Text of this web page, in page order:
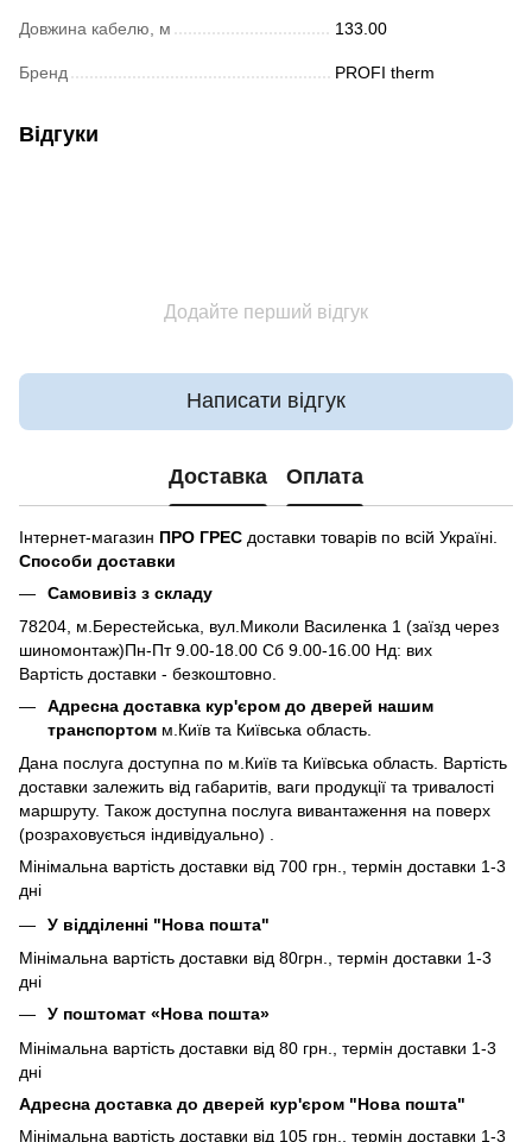
Довжина кабелю, м 133.00
Бренд PROFI therm
Відгуки
Додайте перший відгук
Написати відгук
Доставка Оплата
Інтернет-магазин ПРО ГРЕС доставки товарів по всій Україні.
Способи доставки
Самовивіз з складу
78204, м.Берестейська, вул.Миколи Василенка 1 (заїзд через
шиномонтаж)Пн-Пт 9.00-18.00 Сб 9.00-16.00 Нд: вих
Вартість доставки - безкоштовно.
Адресна доставка кур'єром до дверей нашим
транспортом м.Київ та Київська область.
Дана послуга доступна по м.Київ та Київська область. Вартість
доставки залежить від габаритів, ваги продукції та тривалості
маршруту. Також доступна послуга вивантаження на поверх
(розраховується індивідуально) .
Мінімальна вартість доставки від 700 грн., термін доставки 1-3
дні
У відділенні "Нова пошта"
Мінімальна вартість доставки від 80грн., термін доставки 1-3
дні
У поштомат «Нова пошта»
Мінімальна вартість доставки від 80 грн., термін доставки 1-3
дні
Адресна доставка до дверей кур'єром "Нова пошта"
Мінімальна вартість доставки від 105 грн., термін доставки 1-3